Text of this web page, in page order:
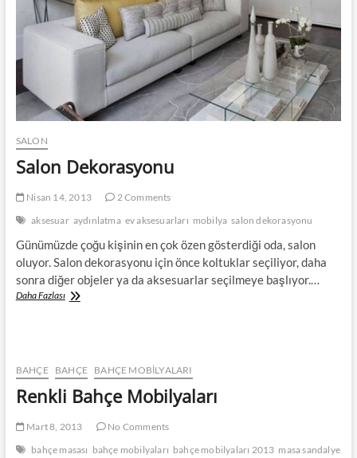
SALON
Salon Dekorasyonu
Nisan 14, 2013
2 Comments
aksesuar aydınlatma ev aksesuarları mobilya salon dekorasyonu
Günümüzde çoğu kişinin en çok özen gösterdiği oda, salon
oluyor. Salon dekorasyonu için önce koltuklar seçiliyor, daha
sonra diğer objeler ya da aksesuarlar seçilmeye başlıyor.…
Daha FazlasıSalon
BAHÇE BAHÇE BAHÇE MOBILYALARI
Renkli Bahçe Mobilyaları
Mart 8, 2013
No Comments
bahçe masası bahçe mobilyaları bahçe mobilyaları 2013 masa sandalye